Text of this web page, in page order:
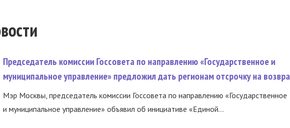
Председатель комиссии Госсовета по направлению «Государственное и
муниципальное управление» предложил дать регионам отсрочку на возвра
Мэр Москвы, председатель комиссии Госсовета по направлению «Государственное
и муниципальное управление» объявил об инициативе «Единой...